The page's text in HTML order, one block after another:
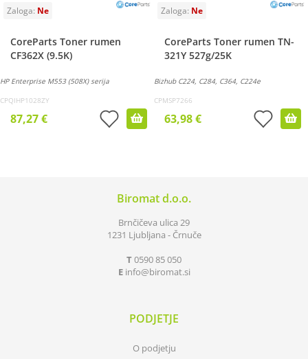
CoreParts Toner rumen
CF362X (9.5K)
HP Enterprise M553 (508X) serija
CPQIHP1028ZY
87,27 €
CoreParts Toner rumen TN-
321Y 527g/25K
Bizhub C224, C284, C364, C224e
CPMSP7266
63,98 €
Biromat d.o.o.
Brnčičeva ulica 29
1231 Ljubljana - Črnuče
T0590 85 050
E info biromat.si
PODJETJE
O podjetju